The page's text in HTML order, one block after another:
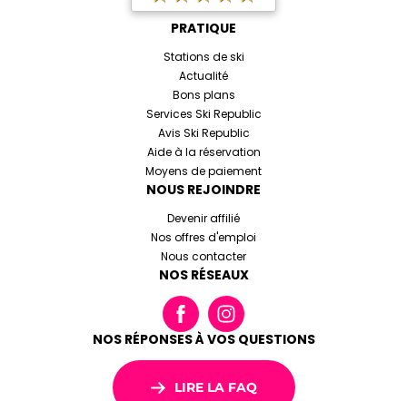
PRATIQUE
Stations de ski
Actualité
Bons plans
Services Ski Republic
Avis Ski Republic
Aide à la réservation
Moyens de paiement
NOUS REJOINDRE
Devenir affilié
Nos offres d'emploi
Nous contacter
NOS RÉSEAUX
NOS RÉPONSES À VOS QUESTIONS
LIRE LA FAQ